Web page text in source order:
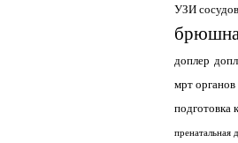
УЗИ сосудов
доплер
мрт органов
подготовка
пренатальная